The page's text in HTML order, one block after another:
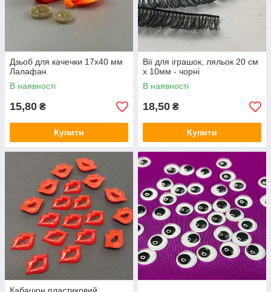
Дзьоб для качечки 17х40 мм
Лалафан
В наявності
15,80 ₴
Купити
Вії для іграшок, ляльок 20 см
х 10мм - чорні
В наявності
18,50 ₴
Купити